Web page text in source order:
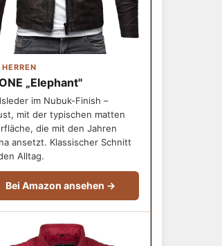
„Elephant"
im Nubuk-Finish –
mit der typischen matten
die mit den Jahren
ansetzt. Klassischer Schnitt
Alltag.
Bei Amazon ansehen →